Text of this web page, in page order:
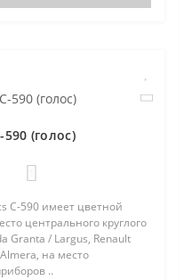
(голос)
C-590 имеет цветной
центрального круглого
Granta / Largus, Renault
на место
..